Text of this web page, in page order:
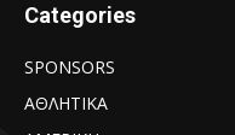
Categories
SPONSORS
ΑΘΛΗΤΙΚΑ